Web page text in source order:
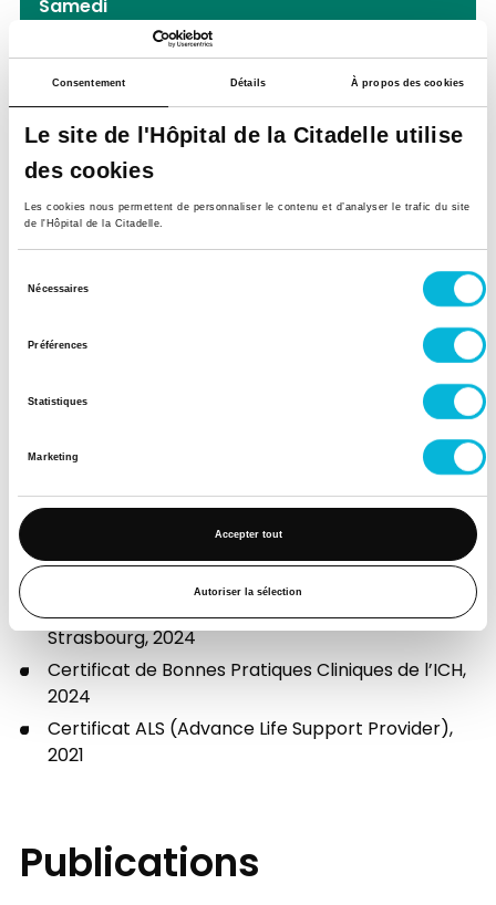
Consentement Détails À propos des cookies
Le site de l'Hôpital de la Citadelle utilise
des cookies
Les cookies nous permettent de personnaliser le contenu et d’analyser le trafic du site
de l'Hôpital de la Citadelle.
Nécessaires
Préférences
Statistiques
Marketing
Accepter tout
Autoriser la sélection
Samedi
Matin
Après-midi
Présentation
Expertises
Ponction-biopsie rénale échoguidée
Maladies systémiques
Divers
Certificat Expert Master Class : Hemodialysis
DIU Rein et maladies systémiques, Université de
Strasbourg, 2024
Certificat de Bonnes Pratiques Cliniques de l’ICH,
2024
Certificat ALS (Advance Life Support Provider),
2021
Publications